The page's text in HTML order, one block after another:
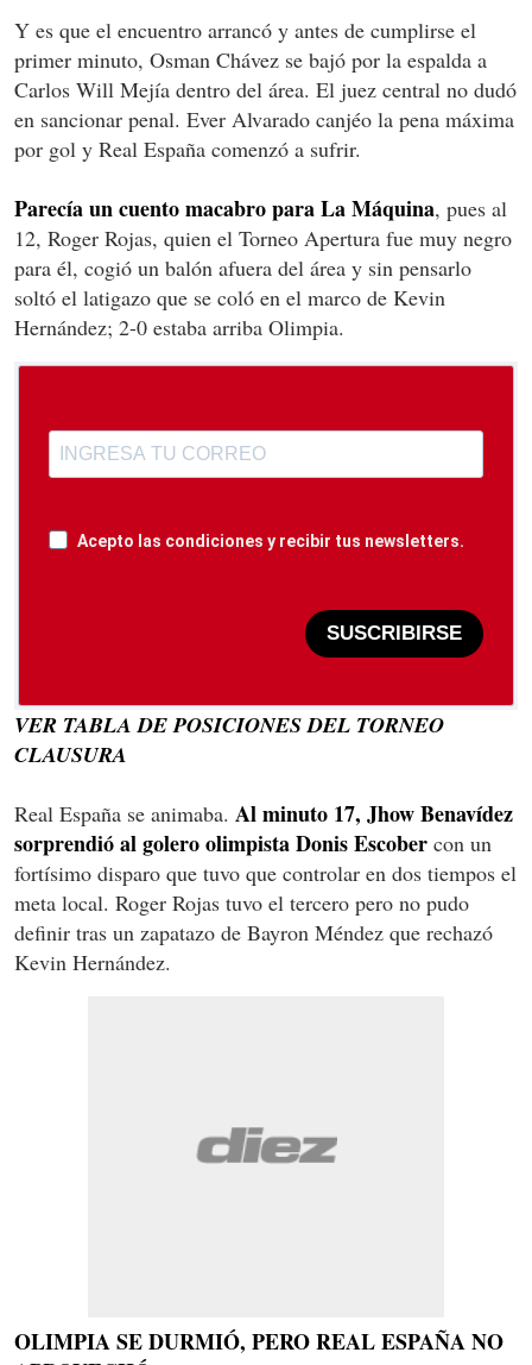
Y es que el encuentro arrancó y antes de cumplirse el
primer minuto, Osman Chávez se bajó por la espalda a
Carlos Will Mejía dentro del área. El juez central no dudó
en sancionar penal. Ever Alvarado canjéo la pena máxima
por gol y Real España comenzó a sufrir.
Parecía un cuento macabro para La Máquina, pues al
12, Roger Rojas, quien el Torneo Apertura fue muy negro
para él, cogió un balón afuera del área y sin pensarlo
soltó el latigazo que se coló en el marco de Kevin
Hernández; 2-0 estaba arriba Olimpia.
Acepto las condiciones y recibir tus newsletters.
SUSCRIBIRSE
VER TABLA DE POSICIONES DEL TORNEO
CLAUSURA
Real España se animaba. Al minuto 17, Jhow Benavídez
sorprendió al golero olimpista Donis Escober con un
fortísimo disparo que tuvo que controlar en dos tiempos el
meta local. Roger Rojas tuvo el tercero pero no pudo
definir tras un zapatazo de Bayron Méndez que rechazó
Kevin Hernández.
OLIMPIA SE DURMIÓ, PERO REAL ESPAÑA NO